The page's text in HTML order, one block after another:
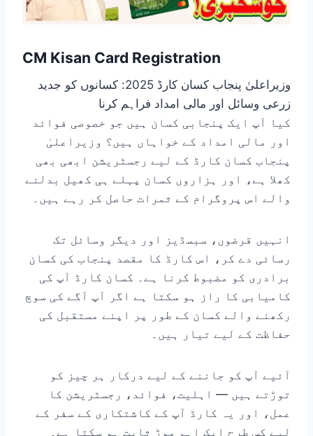
CM Kisan Card Registration
وزیراعلیٰ پنجاب کسان کارڈ 2025: کسانوں کو جدید
زرعی وسائل اور مالی امداد فراہم کرنا
کیا آپ ایک پنجابی کسان ہیں جو خصوصی فوائد
اور مالی امداد کے خواہاں ہیں؟ وزیراعلیٰ
پنجاب کسان کارڈ کے لیے رجسٹریشن ابھی بھی
کھلا ہے، اور ہزاروں کسان پہلے ہی کھیل بدلنے
والے اس پروگرام کے ثمرات حاصل کر رہے ہیں۔
انہیں قرضوں، سبسڈیز اور دیگر وسائل تک
رسائی دے کر، اس کارڈ کا مقصد پنجاب کی کسان
برادری کو مضبوط کرنا ہے۔ کسان کارڈ آپ کی
کامیابی کا راز ہو سکتا ہے اگر آپ آگے کی سوچ
رکھنے والے کسان کے طور پر اپنے مستقبل کی
حفاظت کے لیے تیار ہیں۔
آئیے آپ کو جاننے کے لیے درکار ہر چیز کو
توڑتے ہیں — اہلیت، فوائد، رجسٹریشن کا
عمل، اور یہ کارڈ آپ کے کاشتکاری کے سفر کے
لیے کس طرح ایک اہم موڑ ثابت ہو سکتا ہے۔